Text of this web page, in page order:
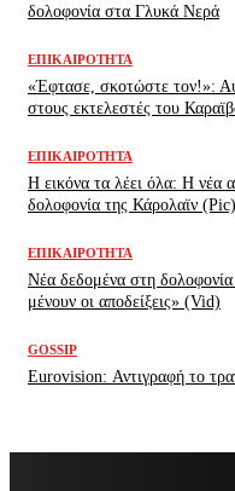
δολοφονία στα Γλυκά Νερά
ΕΠΙΚΑΙΡΌΤΗΤΑ
«Έφτασε, σκοτώστε τον!»:
στους εκτελεστές του
ΕΠΙΚΑΙΡΌΤΗΤΑ
H εικόνα τα λέει όλα: H νέα
δολοφονία της Κάρολαϊν (Pic)
ΕΠΙΚΑΙΡΌΤΗΤΑ
Νέα δεδομένα στη δολοφονία
μένουν οι αποδείξεις» (Vid)
GOSSIP
Eurovision: Αντιγραφή το